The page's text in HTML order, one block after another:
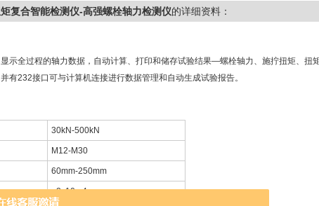
复合智能检测仪-高强螺栓轴力检测仪的详细资料：
示全过程的轴力数据，自动计算、打印和储存试验结果—螺栓轴力、施拧扭矩、扭
有232接口可与计算机连接进行数据管理和自动生成试验报告。
30kN-500kN
M12-M30
60mm-250mm
≤2x10 - 4